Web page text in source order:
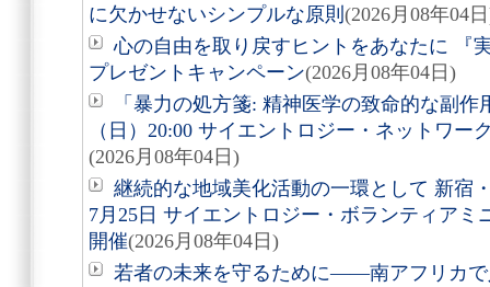
に欠かせないシンプルな原則 (2026月08年04
心の自由を取り戻すヒントをあなたに 『
プレゼントキャンペーン(2026月08年04日)
「暴力の処方箋: 精神医学の致命的な副
（日）20:00 サイエントロジー・ネットワー
(2026月08年04日)
継続的な地域美化活動の一環として 新宿
7月25日 サイエントロジー・ボランティアミ
開催(2026月08年04日)
若者の未来を守るために――南アフリカ